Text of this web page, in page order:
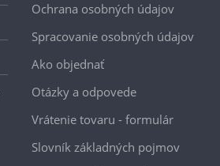
Ochrana osobných údajov
Spracovanie osobných údajov
Ako objednať
Otázky a odpovede
Vrátenie tovaru - formulár
Slovník základných pojmov